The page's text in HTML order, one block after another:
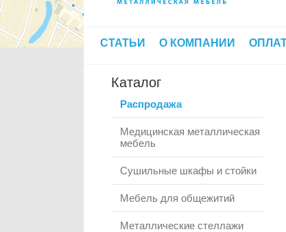
СТАТЬИ О КОМПАНИИ
Каталог
Распродажа
Медицинская металлическая
мебель
Сушильные шкафы и стойки
Мебель для общежитий
Металлические стеллажи